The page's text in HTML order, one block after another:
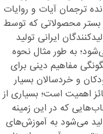
ترجمان آیات و روایات
بستر محصولاتی که توسط
ایرانی تولید
به طور مثال نحوه
مفاهیم دینی برای
و خردسالان بسیار
اهمیت است؛ بسیاری از
که در این زمینه
می‌شود به آموزش‌های